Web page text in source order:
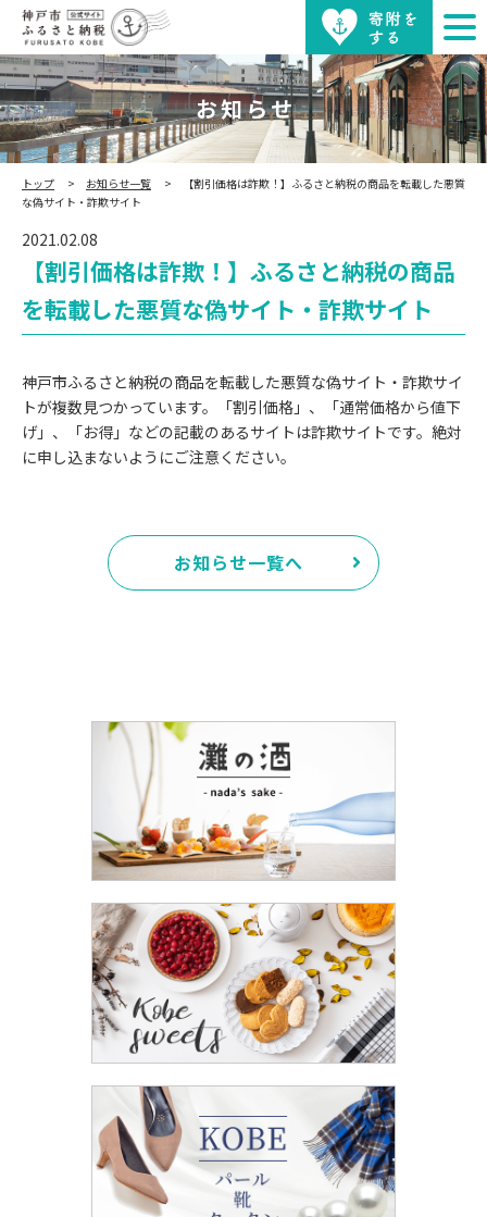
お知らせ
トップ お知らせ一覧
【割引価格は詐欺！】ふるさと納税の商品を転載した悪質
な偽サイト・詐欺サイト
2021.02.08
【割引価格は詐欺！】ふるさと納税の商品
を転載した悪質な偽サイト・詐欺サイト
神戸市ふるさと納税の商品を転載した悪質な偽サイト・詐欺サイ
トが複数見つかっています。「割引価格」、「通常価格から値下
げ」、「お得」などの記載のあるサイトは詐欺サイトです。絶対
に申し込まないようにご注意ください。
お知らせ一覧へ